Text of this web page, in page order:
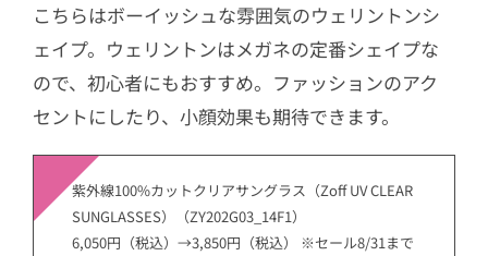
こちらはボーイッシュな雰囲気のウェリントンシ
ェイプ。ウェリントンはメガネの定番シェイプな
ので、初心者にもおすすめ。ファッションのアク
セントにしたり、小顔効果も期待できます。
紫外線100%カットクリアサングラス（Zoff UV CLEAR
SUNGLASSES）（ZY202G03_14F1）
6,050円（税込）→3,850円（税込） ※セール8/31まで